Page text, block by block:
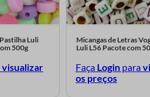
Luli
500g
visualizar
Micangas de Letras
Luli L56 Pacote com
Faça Loginpara
os preços